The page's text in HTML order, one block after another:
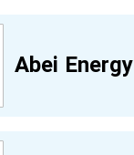
Abei Energy